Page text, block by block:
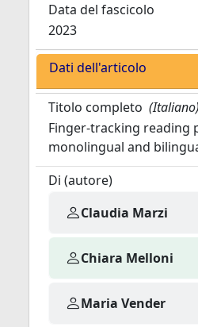
Data del fascicolo
2023
Dati dell'articolo
Titolo completo (Italiano)
Finger-tracking reading
monolingual and
Di (autore)
Claudia Marzi
Chiara Melloni
Maria Vender